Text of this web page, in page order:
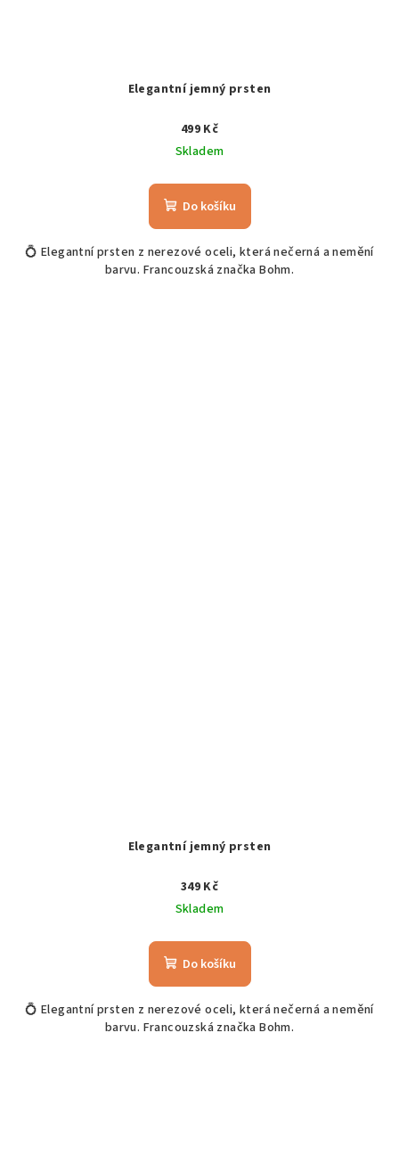
Elegantní jemný prsten
499 Kč
Skladem
Do košíku
💍 Elegantní prsten z nerezové oceli, která nečerná a nemění
barvu. Francouzská značka Bohm.
Elegantní jemný prsten
349 Kč
Skladem
Do košíku
💍 Elegantní prsten z nerezové oceli, která nečerná a nemění
barvu. Francouzská značka Bohm.